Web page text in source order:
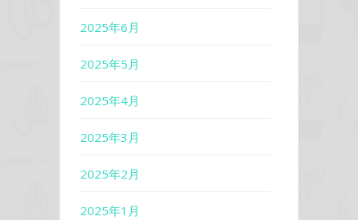
2025年6月
2025年5月
2025年4月
2025年3月
2025年2月
2025年1月